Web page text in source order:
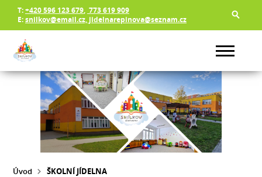
T:+420 596 123 679, 773 619 909
E:snilkov@email.cz, jidelnarepinova@seznam.cz
Úvod ŠKOLNÍ JÍDELNA